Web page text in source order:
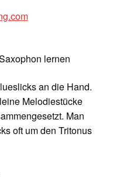
lernen
an die Hand.
Melodiestücke
Man
oft um den Tritonus